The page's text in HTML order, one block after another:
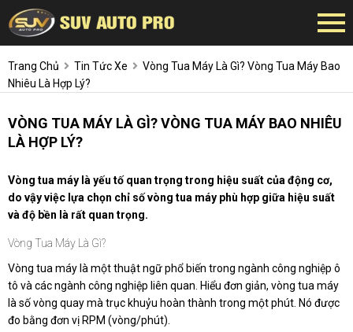
Trang Chủ Tin Tức Xe
Vòng Tua Máy Là Gì? Vòng Tua Máy Bao
Nhiêu Là Hợp Lý?
VÒNG TUA MÁY LÀ GÌ? VÒNG TUA MÁY BAO NHIÊU
LÀ HỢP LÝ?
Vòng tua máy là yếu tố quan trọng trong hiệu suất của động cơ,
do vậy việc lựa chọn chỉ số vòng tua máy phù hợp giữa hiệu suất
và độ bền là rất quan trọng.
Vòng Tua Máy Là Gì?
Vòng tua máy là một thuật ngữ phổ biến trong ngành công nghiệp ô
tô và các ngành công nghiệp liên quan. Hiểu đơn giản, vòng tua máy
là số vòng quay mà trục khuỷu hoàn thành trong một phút. Nó được
đo bằng đơn vị RPM (vòng/phút).